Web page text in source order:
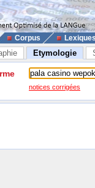
Corpus
Etymologie
notices corrigées